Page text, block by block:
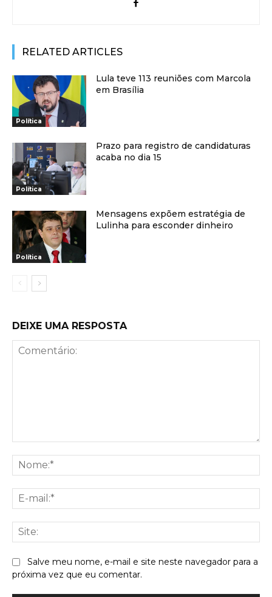
RELATED ARTICLES
Política
Lula teve 113 reuniões com Marcola
em Brasília
Política
Prazo para registro de candidaturas
acaba no dia 15
Política
Mensagens expõem estratégia de
Lulinha para esconder dinheiro
DEIXE UMA RESPOSTA
Salve meu nome, e-mail e site neste navegador para a
próxima vez que eu comentar.